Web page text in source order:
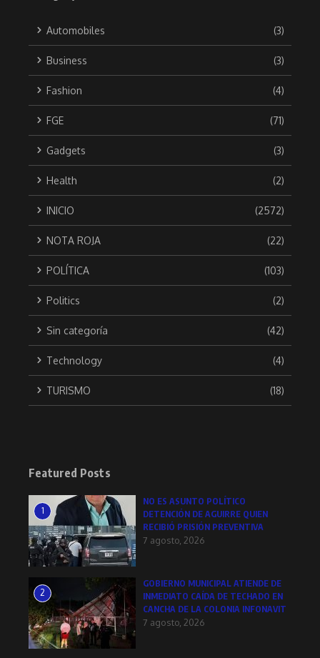
Automobiles (3)
Business (3)
Fashion (4)
FGE (71)
Gadgets (3)
Health (2)
INICIO (2572)
NOTA ROJA (22)
POLÍTICA (103)
Politics (2)
Sin categoría (42)
Technology (4)
TURISMO (18)
Featured Posts
1
NO ES ASUNTO POLÍTICO
DETENCIÓN DE AGUIRRE QUIEN
RECIBIÓ PRISIÓN PREVENTIVA
7 agosto, 2026
2
GOBIERNO MUNICIPAL ATIENDE DE
INMEDIATO CAÍDA DE TECHADO EN
CANCHA DE LA COLONIA INFONAVIT
7 agosto, 2026